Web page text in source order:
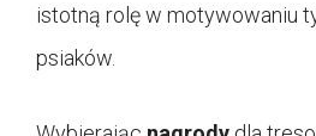
istotną rolę w motywowaniu
psiaków.